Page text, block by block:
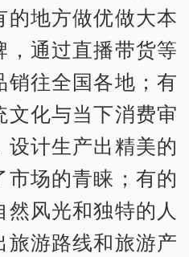
的地方做优做大本
通过直播带货等
往全国各地；有
文化与当下消费审
计生产出精美的
场的青睐；有的
风光和独特的人
游路线和旅游产